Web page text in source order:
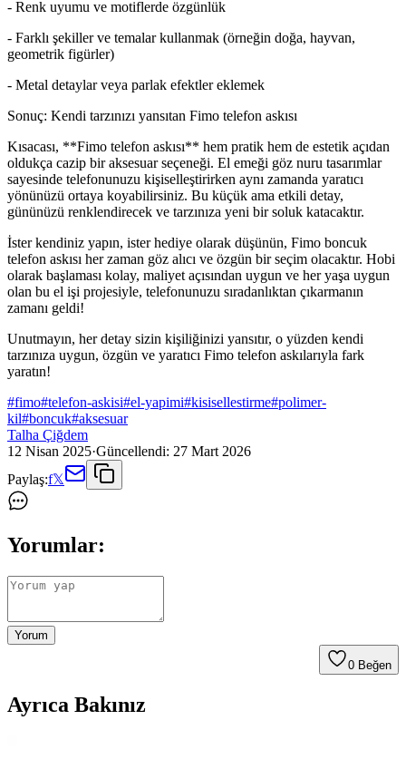
- Renk uyumu ve motiflerde özgünlük
- Farklı şekiller ve temalar kullanmak (örneğin doğa, hayvan,
geometrik figürler)
- Metal detaylar veya parlak efektler eklemek
Sonuç: Kendi tarzınızı yansıtan Fimo telefon askısı
Kısacası, **Fimo telefon askısı** hem pratik hem de estetik açıdan
oldukça cazip bir aksesuar seçeneği. El emeği göz nuru tasarımlar
sayesinde telefonunuzu kişiselleştirirken aynı zamanda yaratıcı
yönünüzü ortaya koyabilirsiniz. Bu küçük ama etkili detay,
gününüzü renklendirecek ve tarzınıza yeni bir soluk katacaktır.
İster kendiniz yapın, ister hediye olarak düşünün, Fimo boncuk
telefon askısı her zaman göz alıcı ve özgün bir seçim olacaktır. Hobi
olarak başlaması kolay, maliyet açısından uygun ve her yaşa uygun
olan bu el işi projesiyle, telefonunuzu sıradanlıktan çıkarmanın
zamanı geldi!
Unutmayın, her detay sizin kişiliğinizi yansıtır, o yüzden kendi
tarzınıza uygun, özgün ve yaratıcı Fimo telefon askılarıyla fark
yaratın!
#fimo#telefon-askisi#el-yapimi#kisisellestirme#polimer-
kil#boncuk#aksesuar
Talha Çiğdem
12 Nisan 2025·Güncellendi: 27 Mart 2026
Paylaş:f𝕏
Yorumlar:
Yorum
0 Beğen
Ayrıca Bakınız